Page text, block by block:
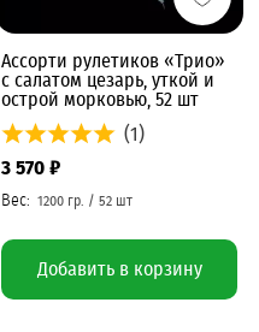
Ассорти рулетиков «Трио»
с салатом цезарь, уткой и
острой морковью, 52 шт
(1)
3 570 ₽
Добавить в корзину